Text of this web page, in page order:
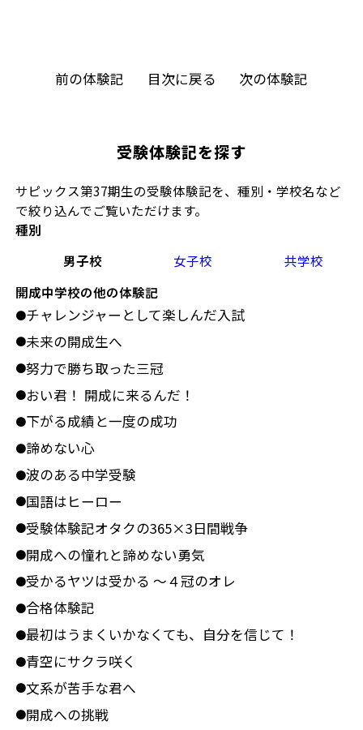
受験体験記を探す
サピックス第37期生の受験体験記を、種別・学校名など
で絞り込んでご覧いただけます。
種別
男子校
女子校
共学校
開成中学校の他の体験記
●チャレンジャーとして楽しんだ入試
●未来の開成生へ
●努力で勝ち取った三冠
●おい君！ 開成に来るんだ！
●下がる成績と一度の成功
●諦めない心
●波のある中学受験
●国語はヒーロー
●受験体験記オタクの365×3日間戦争
●開成への憧れと諦めない勇気
●受かるヤツは受かる ～４冠のオレ
●合格体験記
●最初はうまくいかなくても、自分を信じて！
●青空にサクラ咲く
●文系が苦手な君へ
●開成への挑戦
前の体験記 目次に戻る 次の体験記